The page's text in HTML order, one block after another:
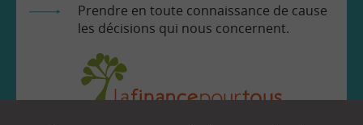
Prendre en toute connaissance de cause
les décisions qui nous concernent.